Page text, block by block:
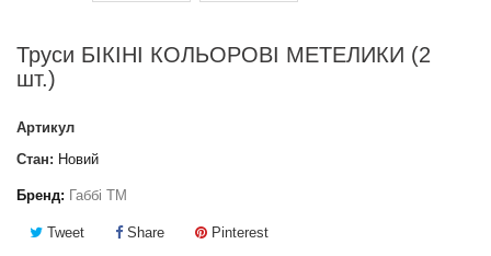
Труси БІКІНІ КОЛЬОРОВІ МЕТЕЛИКИ (2
шт.)
Артикул
Стан: Новий
Бренд: Габбі ТМ
Tweet Share Pinterest